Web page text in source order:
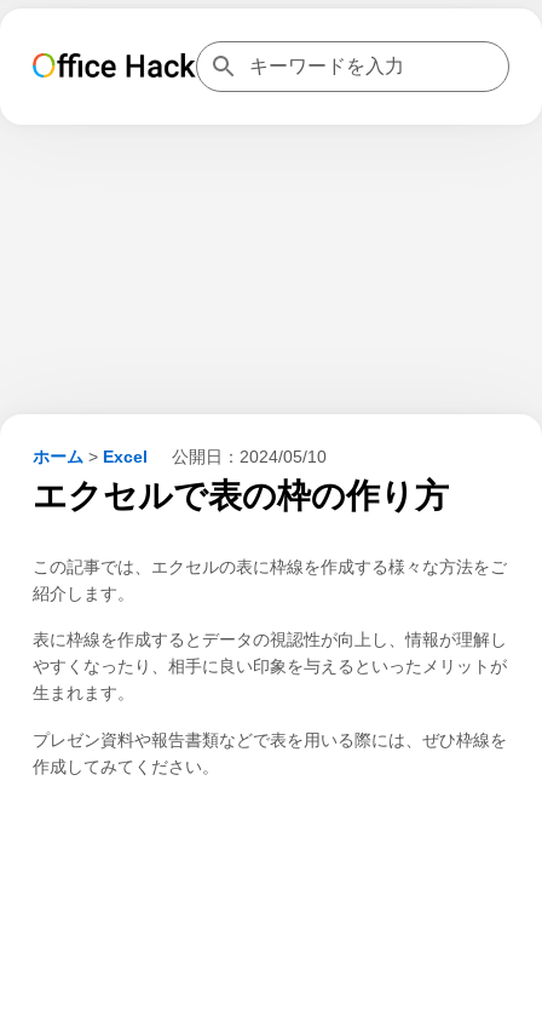
ホーム > Excel 公開日： 2024/05/10
エクセルで表の枠の作り方
この記事では、エクセルの表に枠線を作成する様々な方法をご
紹介します。
表に枠線を作成するとデータの視認性が向上し、情報が理解し
やすくなったり、相手に良い印象を与えるといったメリットが
生まれます。
プレゼン資料や報告書類などで表を用いる際には、ぜひ枠線を
作成してみてください。